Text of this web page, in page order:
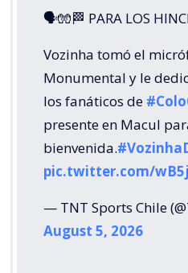
🗣🧤🏁 PARA LOS
Vozinha tomó el
Monumental y le
los fanáticos de
presente en Macul
bienvenida.
pic.twitter.com/
— TNT Sports Chile
August 5, 2026